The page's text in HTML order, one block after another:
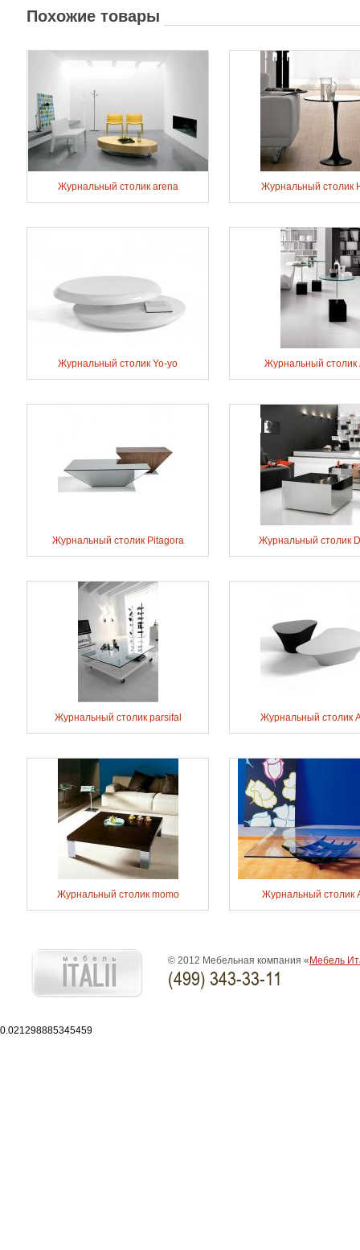
Похожие товары
Журнальный столик arena Журнальный столик
Журнальный столик Yo-yo Журнальный столик
Журнальный столик Pitagora Журнальный столик
Журнальный столик parsifal Журнальный столик
Журнальный столик momo Журнальный столик
© 2012 Мебельная компания « Мебель
(499) 343-33-11
0.021298885345459